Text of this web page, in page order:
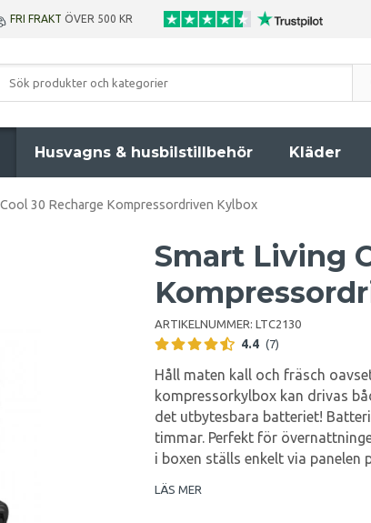
FRI FRAKT ÖVER 500 KR
Husvagns & husbilstillbehör Kläder
30 Recharge Kompressordriven Kylbox
Smart Living
ARTIKELNUMMER: LTC2130
4.4 (7)
Håll maten kall och fräsch
kompressorkylbox kan drivas
det utbytesbara batteriet!
timmar. Perfekt för
i boxen ställs enkelt via panelen
LÄS MER